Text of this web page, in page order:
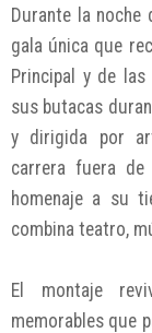
Durante la
gala única que
Principal y de las
sus butacas
y dirigida por
carrera fuera
homenaje a su
combina teatro,
El montaje
memorables que